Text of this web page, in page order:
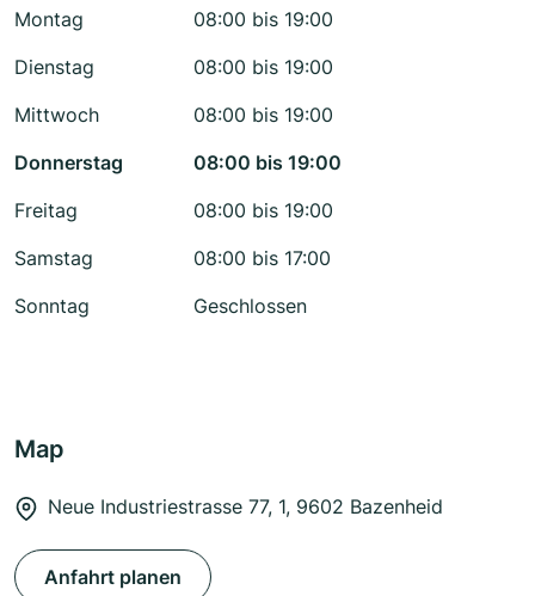
Montag
08:00 bis 19:00
Dienstag
08:00 bis 19:00
Mittwoch
08:00 bis 19:00
Donnerstag
08:00 bis 19:00
Freitag
08:00 bis 19:00
Samstag
08:00 bis 17:00
Sonntag
Geschlossen
Map
Neue Industriestrasse 77, 1, 9602 Bazenheid
Anfahrt planen